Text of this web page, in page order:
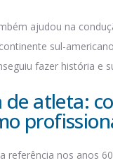
ajudou na
sul-
fazer história e
de atleta:
referência nos anos